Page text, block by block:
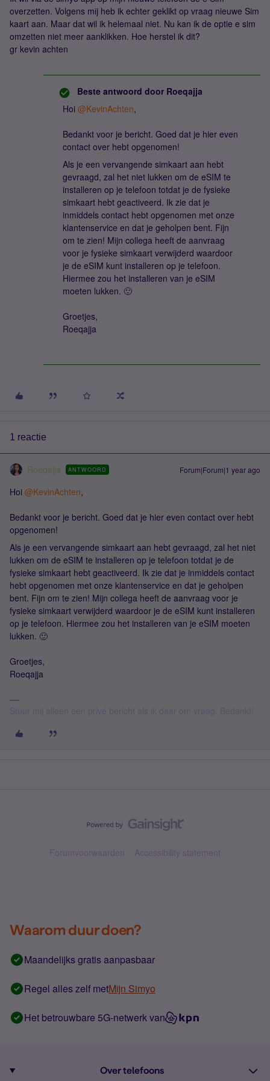
overzetten. Volgens mij heb ik echter geklikt op vraag nieuwe Sim
kaart aan. Maar dat wil ik helemaal niet. Nu kan ik de optie e sim
omzetten niet meer aanklikken. Hoe herstel ik dit?
gr kevin achten
Beste antwoord door Roeqajja
Hoi @KevinAchten,
Bedankt voor je bericht. Goed dat je hier even
contact over hebt opgenomen!
Als je een vervangende simkaart aan hebt
gevraagd, zal het niet lukken om de eSIM te
installeren op je telefoon totdat je de fysieke
simkaart hebt geactiveerd. Ik zie dat je
inmiddels contact hebt opgenomen met onze
klantenservice en dat je geholpen bent. Fijn
om te zien! Mijn collega heeft de aanvraag
voor je fysieke simkaart verwijderd waardoor
je de eSIM kunt installeren op je telefoon.
Hiermee zou het installeren van je eSIM
moeten lukken. 🙂
Groetjes,
Roeqajja
1 reactie
Roeqajja ANTWOORD Forum|Forum|1 year ago
Hoi @KevinAchten,
Bedankt voor je bericht. Goed dat je hier even contact over hebt
opgenomen!
Als je een vervangende simkaart aan hebt gevraagd, zal het niet
lukken om de eSIM te installeren op je telefoon totdat je de
fysieke simkaart hebt geactiveerd. Ik zie dat je inmiddels contact
hebt opgenomen met onze klantenservice en dat je geholpen
bent. Fijn om te zien! Mijn collega heeft de aanvraag voor je
fysieke simkaart verwijderd waardoor je de eSIM kunt installeren
op je telefoon. Hiermee zou het installeren van je eSIM moeten
lukken. 🙂
Groetjes,
Roeqajja
Forumvoorwaarden Accessibility statement
Waarom duur doen?
Maandelijks gratis aanpasbaar
Regel alles zelf metMijn Simyo
Het betrouwbare 5G-netwerk van
Over telefoons